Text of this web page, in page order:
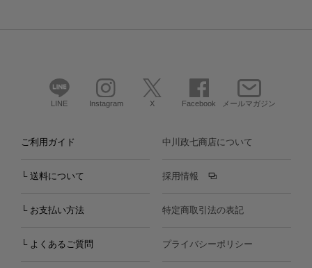
LINE Instagram X Facebook メールマガジン
ご利用ガイド
└ 送料について
└ お支払い方法
└ よくあるご質問
中川政七商店について
採用情報
特定商取引法の表記
プライバシーポリシー